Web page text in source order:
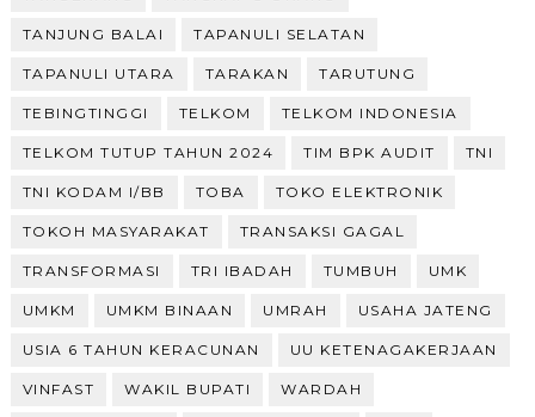
TANJUNG BALAI TAPANULI SELATAN
TAPANULI UTARA TARAKAN TARUTUNG
TEBINGTINGGI TELKOM TELKOM INDONESIA
TELKOM TUTUP TAHUN 2024 TIM BPK AUDIT TNI
TNI KODAM I/BB TOBA TOKO ELEKTRONIK
TOKOH MASYARAKAT TRANSAKSI GAGAL
TRANSFORMASI TRI IBADAH TUMBUH UMK
UMKM UMKM BINAAN UMRAH USAHA JATENG
USIA 6 TAHUN KERACUNAN UU KETENAGAKERJAAN
VINFAST WAKIL BUPATI WARDAH